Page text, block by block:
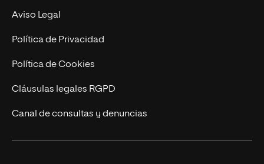
Experto Universitario
Postgrados
Cursos Universitarios
Nuestro Equipo
Trabaja en UNIR
Actualidad
UNIR Revista
Eventos
Aviso Legal
Política de Privacidad
Política de Cookies
Cláusulas legales RGPD
Canal de consultas y denuncias